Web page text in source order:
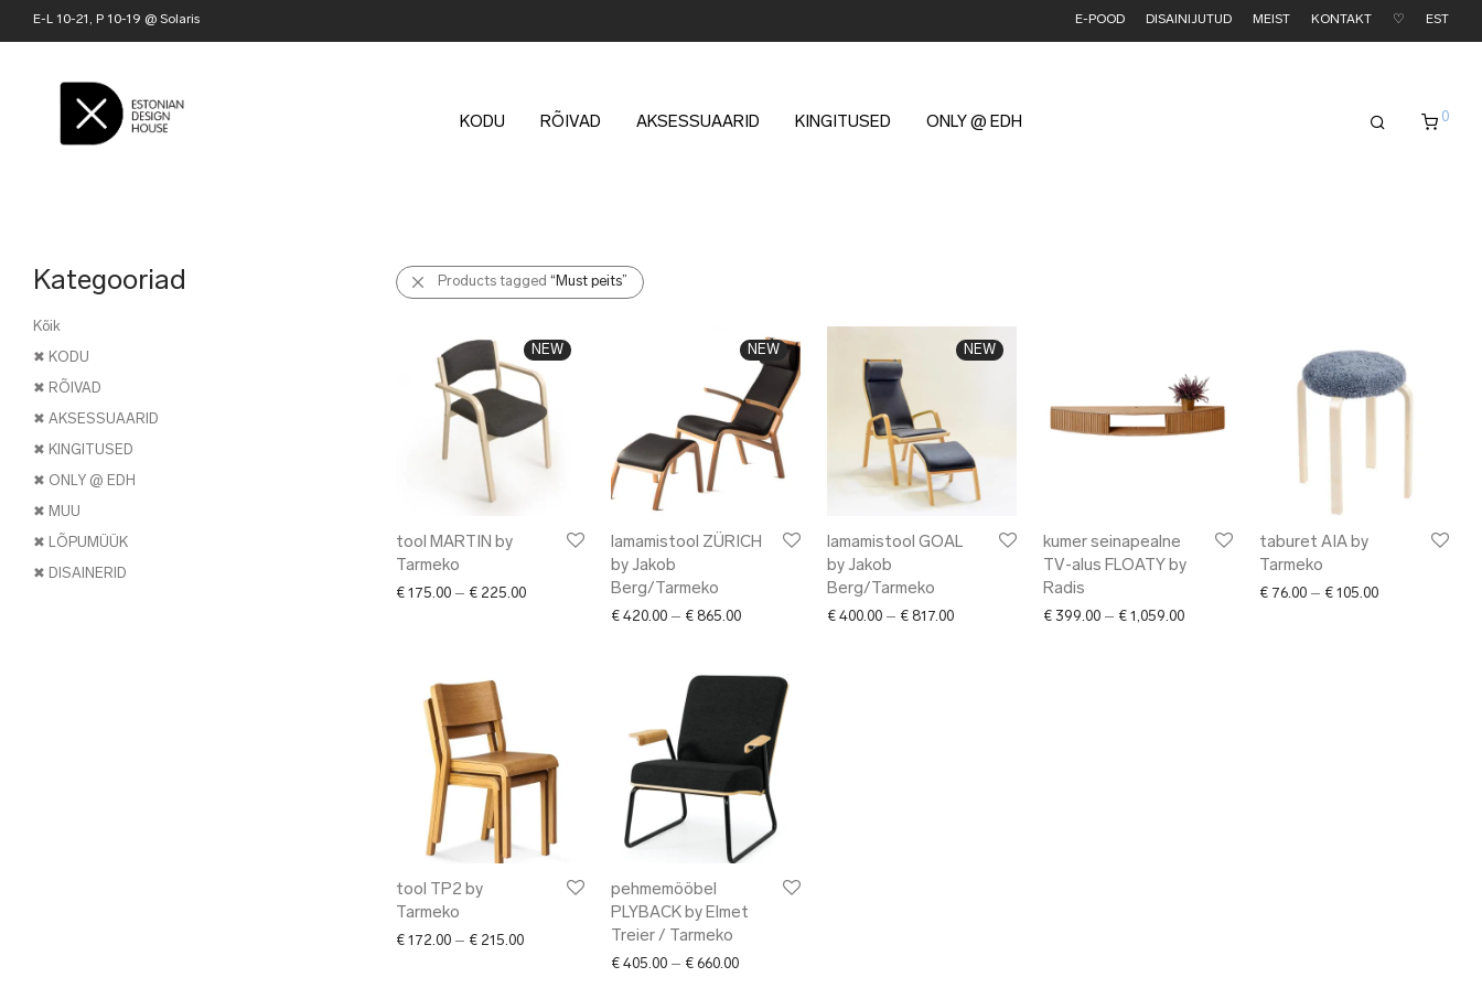
E-L 10-21, P 10-19 @ Solaris E-POOD DISAINIJUTUD MEIST KONTAKT ♡ EST
KODU RÕIVAD AKSESSUAARID KINGITUSED ONLY @ EDH 0
Kategooriad
Kõik
✖ KODU
✖ RÕIVAD
✖ AKSESSUAARID
✖ KINGITUSED
✖ ONLY @ EDH
✖ MUU
✖ LÕPUMÜÜK
✖ DISAINERID
Products tagged “Must peits”
NEW
tool MARTIN by
Tarmeko
€175.00 – €225.00Price range: € 175.00 through € 225.00
NEW
lamamistool ZÜRICH
by Jakob
Berg/Tarmeko
€ 420.00 – € 865.00Price range: € 420.00 through € 865.00
NEW
lamamistool GOAL
by Jakob
Berg/Tarmeko
€ 400.00 – € 817.00Price range: € 400.00 through € 817.00
kumer seinapealne
TV-alus FLOATY by
Radis
€ 399.00 – € 1,059.00Price range: € 399.00 through € 1,059.00
taburet AIA by
Tarmeko
€ 76.00 – € 105.00Price range: €
tool TP2 by
Tarmeko
€172.00 – €215.00Price range: € 172.00 through € 215.00
pehmemööbel
PLYBACK by Elmet
Treier / Tarmeko
€ 405.00 – € 660.00Price range: € 405.00 through € 660.00